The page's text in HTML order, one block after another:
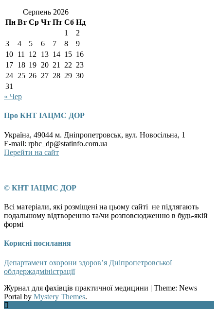
Серпень 2026
Пн Вт Ср Чт Пт Сб Нд
1
2
3
4 5 6 7 8
9
10 11 12 13 14 15 16
17 18 19 20 21 22 23
24 25 26 27 28 29 30
31
« Чер
Про КНТ ІАЦМС ДОР
Україна, 49044 м. Дніпропетровськ, вул. Новосільна, 1
E-mail: rphc_dp@statinfo.com.ua
Перейти на сайт
© КНТ ІАЦМС ДОР
Всі матеріали, які розміщені на цьому сайті не підлягають
подальшому відтворенню та/чи розповсюдженню в будь-якій
формі
Корисні посилання
Департамент охорони здоров’я Дніпропетровської
облдержадміністрації
Журнал для фахівців практичної медицини | Theme: News
Portal by Mystery Themes.